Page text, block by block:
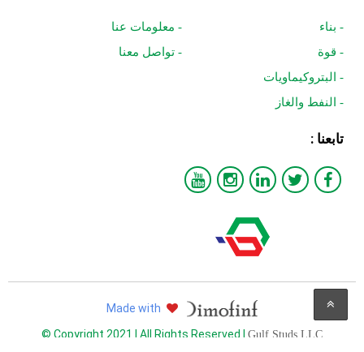
- بناء
- قوة
- البتروكيماويات
- النفط والغاز
- معلومات عنا
- تواصل معنا
تابعنا :
Made with
© Copyright 2021 | All Rights Reserved | Gulf Studs LLC